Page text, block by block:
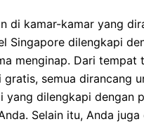
di kamar-kamar yang
Singapore dilengkapi
menginap. Dari
semua dirancang
dilengkapi dengan
Selain itu, Anda